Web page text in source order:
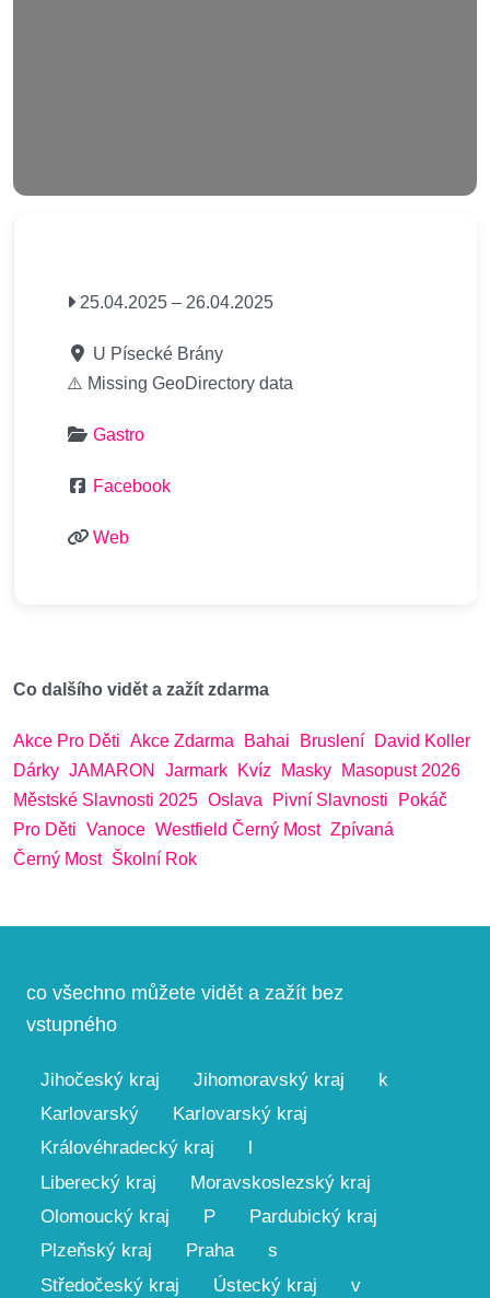
25.04.2025 – 26.04.2025
U Písecké Brány
⚠️ Missing GeoDirectory data
Gastro
Facebook
Web
Co dalšího vidět a zažít zdarma
Akce Pro Děti Akce Zdarma Bahai Bruslení
David Koller
Dárky JAMARON Jarmark Kvíz Masky
Masopust 2026
Městské Slavnosti 2025 Oslava Pivní Slavnosti
Pokáč
Pro Děti Vanoce Westfield Černý Most Zpívaná
Černý Most Školní Rok
co všechno můžete vidět a zažít bez
vstupného
Jihočeský kraj Jihomoravský kraj
k
Karlovarský
Karlovarský kraj
Královéhradecký kraj
Liberecký kraj
Moravskoslezský kraj
Olomoucký kraj
P
Pardubický kraj
Plzeňský kraj
Praha
s
Středočeský kraj
Ústecký kraj v